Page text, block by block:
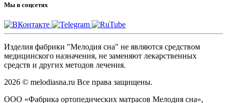
Мы в соцсетях
Изделия фабрики "Мелодия сна" не являются средством
медицинского назначения, не заменяют лекарственных
средств и других методов лечения.
2026 © melodiasna.ru Все права защищены.
ООО «Фабрика ортопедических матрасов Мелодия сна»,